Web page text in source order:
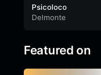
Psicoloco
Delmonte
Featured on